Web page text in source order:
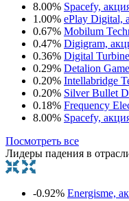
8.00% Spacefy,
1.00% ePlay Digital,
0.67% Mobilum
0.47% Digigram,
0.36% Digital
0.29% Detalion
0.20% Intellabridge
0.20% Silver Bullet
0.18% Frequency
8.00% Spacefy,
Посмотреть все
Лидеры падения в
-0.92% Energisme,